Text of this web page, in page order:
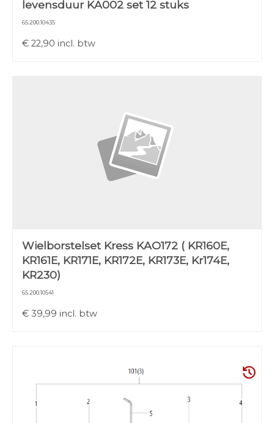
levensduur KA002 set 12 stuks
65.200.10435
€ 22,90 incl. btw
Wielborstelset Kress KAO172 ( KR160E,
KR161E, KR171E, KR172E, KR173E, Kr174E,
KR230)
65.200.10541
€ 39,99 incl. btw